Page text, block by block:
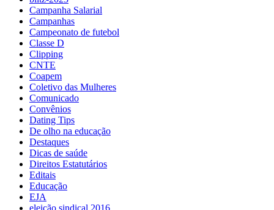
Campanha Salarial
Campanhas
Campeonato de futebol
Classe D
Clipping
CNTE
Coapem
Coletivo das Mulheres
Comunicado
Convênios
Dating Tips
De olho na educação
Destaques
Dicas de saúde
Direitos Estatutários
Editais
Educação
EJA
eleição sindical 2016